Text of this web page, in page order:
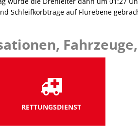
Schleifkorbtrage auf Flurebene
RETTUNGSDIENST